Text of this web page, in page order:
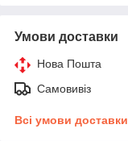
Умови доставки
Нова Пошта
Самовивіз
Всі умови доставки